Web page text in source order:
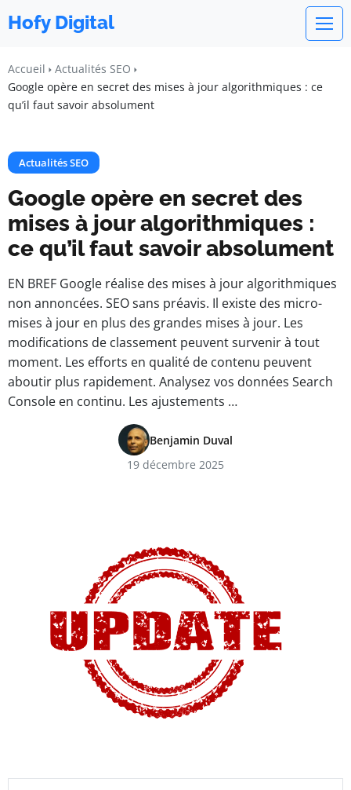
Hofy Digital
Accueil
Actualités SEO
Google opère en secret des mises à jour algorithmiques : ce
qu’il faut savoir absolument
Actualités SEO
Google opère en secret des
mises à jour algorithmiques :
ce qu’il faut savoir absolument
EN BREF Google réalise des mises à jour algorithmiques
non annoncées. SEO sans préavis. Il existe des micro-
mises à jour en plus des grandes mises à jour. Les
modifications de classement peuvent survenir à tout
moment. Les efforts en qualité de contenu peuvent
aboutir plus rapidement. Analysez vos données Search
Console en continu. Les ajustements …
Benjamin Duval
19 décembre 2025